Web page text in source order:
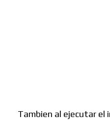
Tambien al ejecutar el